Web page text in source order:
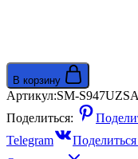
В корзину
Артикул:SM-
Поделиться:
Telegram